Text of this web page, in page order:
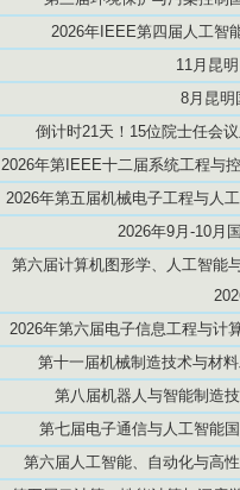
2026年IEEE第四届人工智
11月昆
8月昆明
倒计时21天！15位院士任会
2026年第IEEE十二届系统工程与
2026年第五届机械电子工程与人
2026年9月-10月
第六届计算机图形学、人工智能
2026年第六届电子信息工程与计
第十一届机械制造技术与材
第八届机器人与智能制造
第七届电子通信与人工智能
第六届人工智能、自动化与高